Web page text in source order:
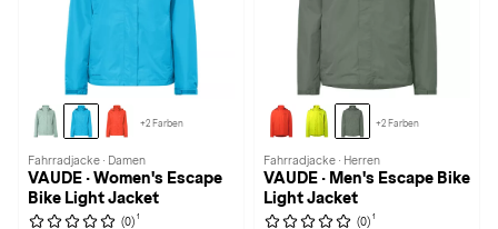
+2 Farben
Fahrradjacke · Damen
VAUDE · Women's Escape
Bike Light Jacket
(0) 1
+2 Farben
Fahrradjacke · Herren
VAUDE · Men's Escape Bike
Light Jacket
(0) 1